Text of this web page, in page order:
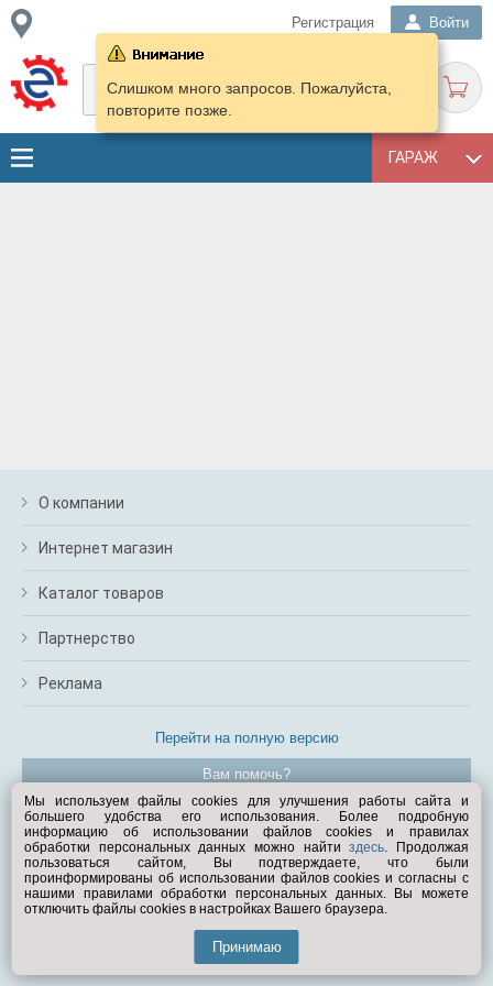
Регистрация Войти
ГАРАЖ
Слишком много запросов. Пожалуйста,
повторите позже.
О компании
Интернет магазин
Каталог товаров
Партнерство
Реклама
Перейти на полную версию
Вам помочь?
© Exist.ru 1998—2026
Мы используем файлы cookies для улучшения работы сайта и
большего удобства его использования. Более подробную
информацию об использовании файлов cookies и правилах
обработки персональных данных можно найтиздесь. Продолжая
пользоваться сайтом, Вы подтверждаете, что были
проинформированы об использовании файлов cookies и согласны с
нашими правилами обработки персональных данных. Вы можете
отключить файлы cookies в настройках Вашего браузера.
Принимаю